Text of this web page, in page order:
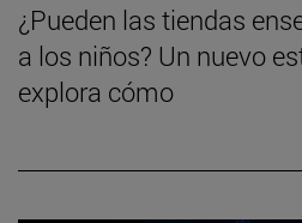
¿Pueden las tiendas
a los niños? Un nuevo
explora cómo